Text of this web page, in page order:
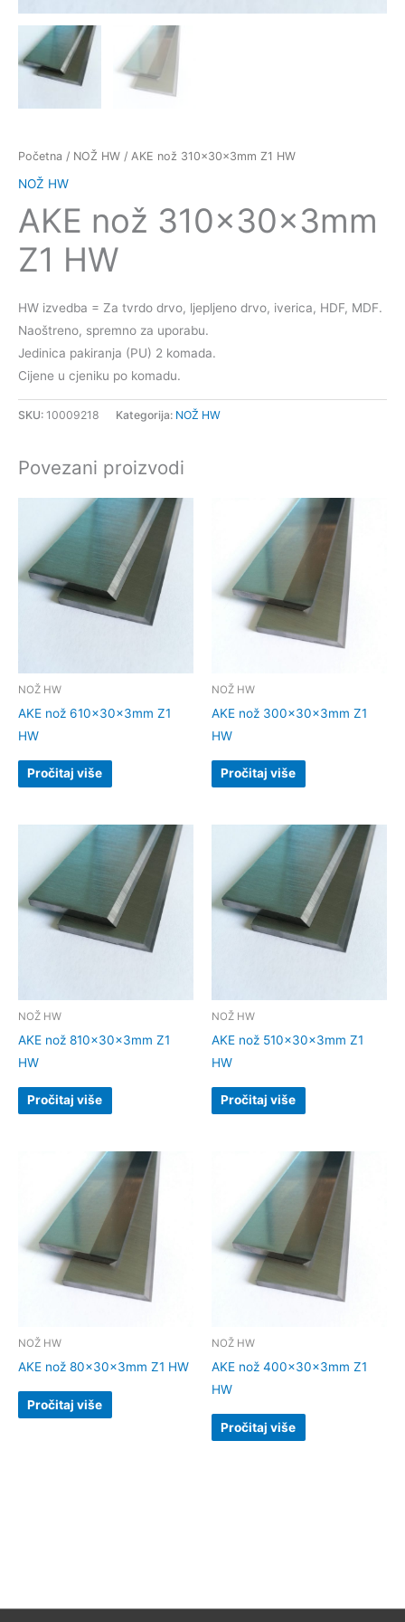
Početna / NOŽ HW / AKE nož 310x30x3mm Z1 HW
NOŽ HW
AKE nož 310x30x3mm
Z1 HW
HW izvedba = Za tvrdo drvo, ljepljeno drvo, iverica, HDF, MDF.
Naoštreno, spremno za uporabu.
Jedinica pakiranja (PU) 2 komada.
Cijene u cjeniku po komadu.
SKU: 10009218 Kategorija: NOŽ HW
Povezani proizvodi
NOŽ HW
AKE nož 610x30x3mm Z1
HW
Pročitaj više
NOŽ HW
AKE nož 300x30x3mm Z1
HW
Pročitaj više
NOŽ HW
AKE nož 810x30x3mm Z1
HW
Pročitaj više
NOŽ HW
AKE nož 510x30x3mm Z1
HW
Pročitaj više
NOŽ HW
AKE nož 80x30x3mm Z1 HW
Pročitaj više
NOŽ HW
AKE nož 400x30x3mm Z1
HW
Pročitaj više